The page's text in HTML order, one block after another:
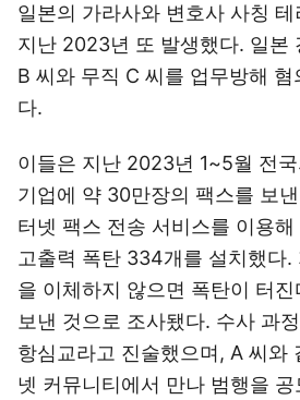
일본의 가라사와 변호사 사칭
지난 2023년 또 발생했다. 일본
B 씨와 무직 C 씨를 업무방해
다.
이들은 지난 2023년 1~5월 전
기업에 약 30만장의 팩스를 보
터넷 팩스 전송 서비스를 이용
고출력 폭탄 334개를 설치했다.
을 이체하지 않으면 폭탄이 터
보낸 것으로 조사됐다. 수사 과
항심교라고 진술했으며, A 씨와
넷 커뮤니티에서 만나 범행을